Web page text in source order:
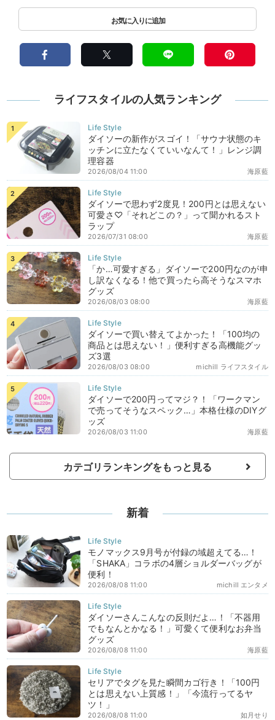
ライフスタイルの人気ランキング
ダイソーの新作がスゴイ！「サウナ状態のキ
ッチンに立たなくていいなんて！」レンジ調
理容器
海原藍
2026/08/04 11:00
ダイソーで思わず2度見！200円とは思えない
可愛さ♡「それどこの？」って聞かれるスト
ラップ
海原藍
2026/07/31 08:00
「か…可愛すぎる」ダイソーで200円なのが申
し訳なくなる！他で買ったら高そうなスマホ
グッズ
海原藍
2026/08/03 08:00
ダイソーで買い替えてよかった！「100均の
商品とは思えない！」便利すぎる高機能グッ
ズ3選
michill ライフスタイル
2026/08/03 08:00
ダイソーで200円ってマジ？！「ワークマン
で売ってそうなスペック…」本格仕様のDIYグ
ッズ
海原藍
2026/08/03 11:00
カテゴリランキングをもっと見る
新着
モノマックス9月号が付録の域超えてる…！
「SHAKA」コラボの4層ショルダーバッグが
便利！
michill エンタメ
2026/08/08 11:00
ダイソーさんこんなの反則だよ…！「不器用
でもなんとかなる！」可愛くて便利なお弁当
グッズ
海原藍
2026/08/08 11:00
セリアでタグを見た瞬間カゴ行き！「100円
とは思えない上質感！」「今流行ってるヤ
ツ！」
如月せり
2026/08/08 11:00